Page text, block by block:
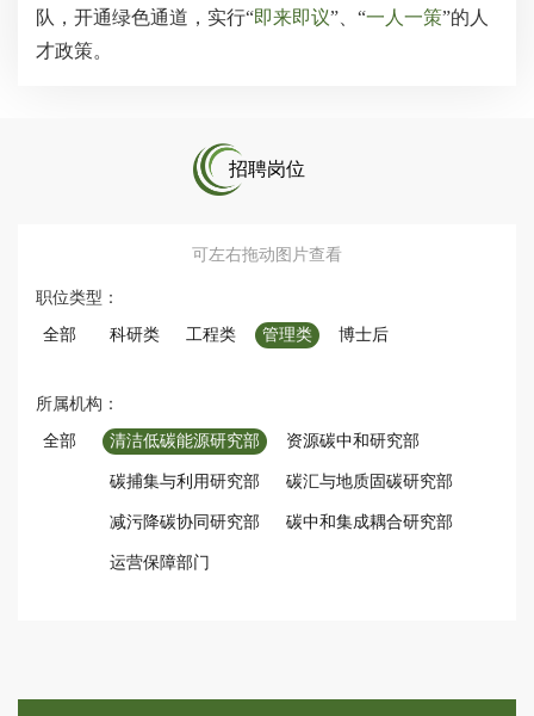
队，开通绿色通道，实行“即来即议”、“一人一策”的人
才政策。
招聘岗位
可左右拖动图片查看
职位类型：
全部 科研类 工程类 管理类 博士后
所属机构：
全部 清洁低碳能源研究部 资源碳中和研究部
碳捕集与利用研究部 碳汇与地质固碳研究部
减污降碳协同研究部 碳中和集成耦合研究部
运营保障部门